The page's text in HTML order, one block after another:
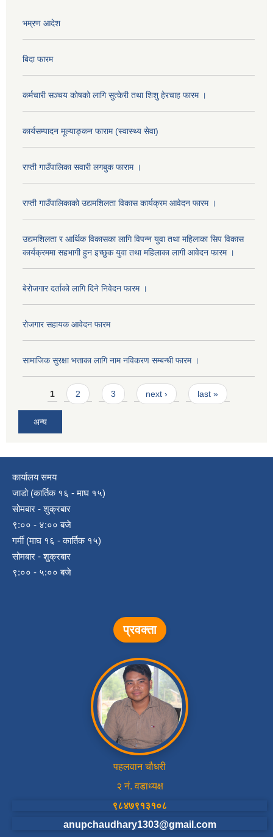
भम्रण आदेश
बिदा फारम
कर्मचारी सञ्चय कोषको लागि सुत्केरी तथा शिशु हेरचाह फारम ।
कार्यसम्पादन मूल्याङ्कन फाराम (स्वास्थ्य सेवा)
राप्ती गाउँपालिका सवारी लगबुक फाराम ।
राप्ती गाउँपालिकाको उद्यमशिलता विकास कार्यक्रम आवेदन फारम ।
उद्यमशिलता र आर्थिक विकासका लागि विपन्न युवा तथा महिलाका सिप विकास
कार्यक्रममा सहभागी हुन इच्छुक युवा तथा महिलाका लागी आवेदन फारम ।
बेरोजगार दर्ताको लागि दिने निवेदन फारम ।
रोजगार सहायक आवेदन फारम
सामाजिक सुरक्षा भत्ताका लागि नाम नविकरण सम्बन्धी फारम ।
Pages
1 2 3 next › last »
अन्य
कार्यालय समय
जाडो (कार्तिक १६ - माघ १५)
सोमबार - शुक्रबार
९:०० - ४:०० बजे
गर्मी (माघ १६ - कार्तिक १५)
सोमबार - शुक्रबार
९:०० - ५:०० बजे
प्रवक्ता
पहलवान चौधरी
२ नं. वडाध्यक्ष
९८४७९१३१०८
anupchaudhary1303@gmail.com